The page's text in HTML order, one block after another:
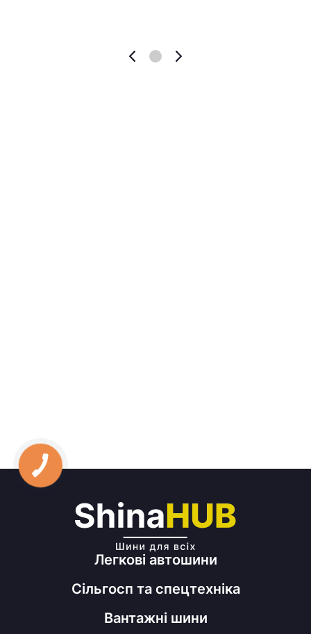
Легкові автошини
Сільгосп та спецтехніка
Вантажні шини